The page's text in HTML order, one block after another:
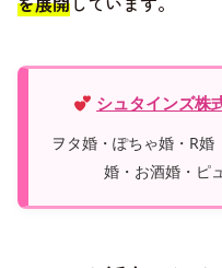
シュタインズ株
ヲタ婚・ぽちゃ婚・R
婚・お酒婚・ピ